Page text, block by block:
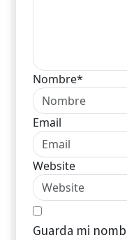
Nombre*
Email
Website
Guarda mi